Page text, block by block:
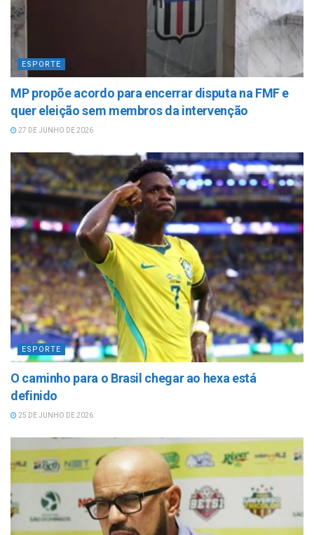
ESPORTE
MP propõe acordo para encerrar disputa na FMF e
quer eleição sem membros da intervenção
27 DE JUNHO DE 2026
ESPORTE
O caminho para o Brasil chegar ao hexa está
definido
25 DE JUNHO DE 2026